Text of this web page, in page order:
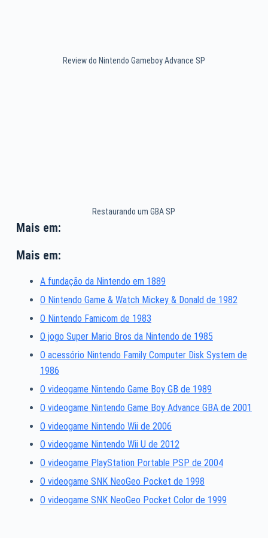
Review do Nintendo Gameboy Advance SP
Restaurando um GBA SP
Mais em:
Mais em:
A fundação da Nintendo em 1889
O Nintendo Game & Watch Mickey & Donald de 1982
O Nintendo Famicom de 1983
O jogo Super Mario Bros da Nintendo de 1985
O acessório Nintendo Family Computer Disk System de
1986
O videogame Nintendo Game Boy GB de 1989
O videogame Nintendo Game Boy Advance GBA de 2001
O videogame Nintendo Wii de 2006
O videogame Nintendo Wii U de 2012
O videogame PlayStation Portable PSP de 2004
O videogame SNK NeoGeo Pocket de 1998
O videogame SNK NeoGeo Pocket Color de 1999